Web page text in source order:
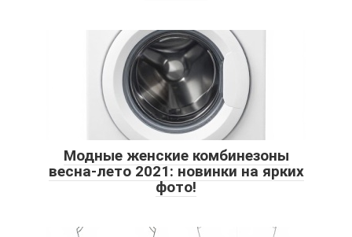
Модные женские комбинезоны
весна-лето 2021: новинки на ярких
фото!